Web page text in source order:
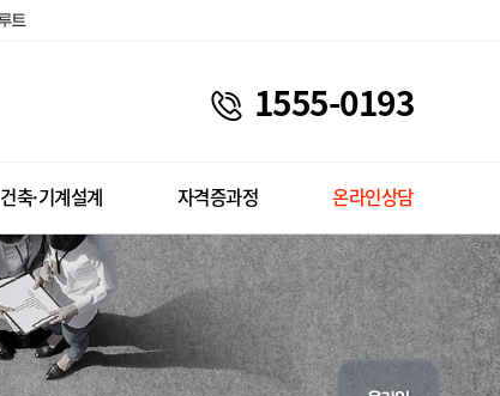
1555-0193
건축·기계설계 자격증과정 온라인상담